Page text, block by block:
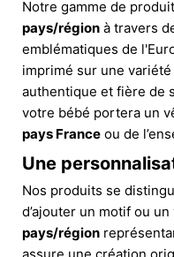
Notre gamme de
pays/région à travers
emblématiques de
imprimé sur une
authentique et fière de
votre bébé portera un
pays France ou de
Une
Nos produits se
d’ajouter un motif ou
pays/région